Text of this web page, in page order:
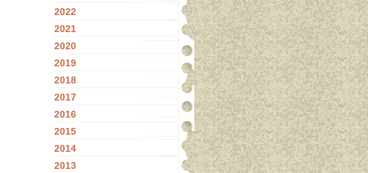
2022
2021
2020
2019
2018
2017
2016
2015
2014
2013